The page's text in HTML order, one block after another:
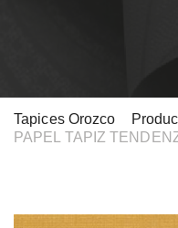
Tapices Orozco
PAPEL TAPIZ